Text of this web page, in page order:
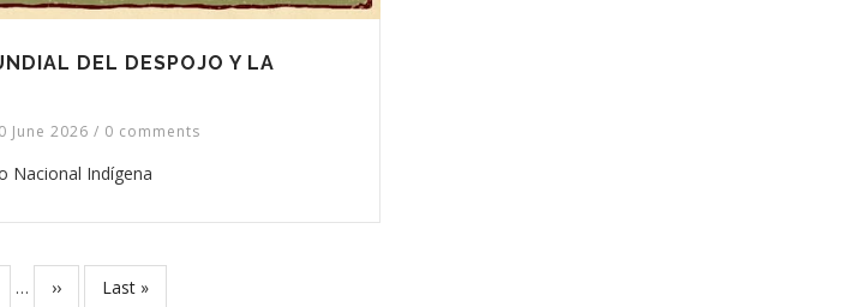
DEL DESPOJO Y LA
June 2026 / 0 comments
Nacional Indígena
…
Next
››
Last
Last »